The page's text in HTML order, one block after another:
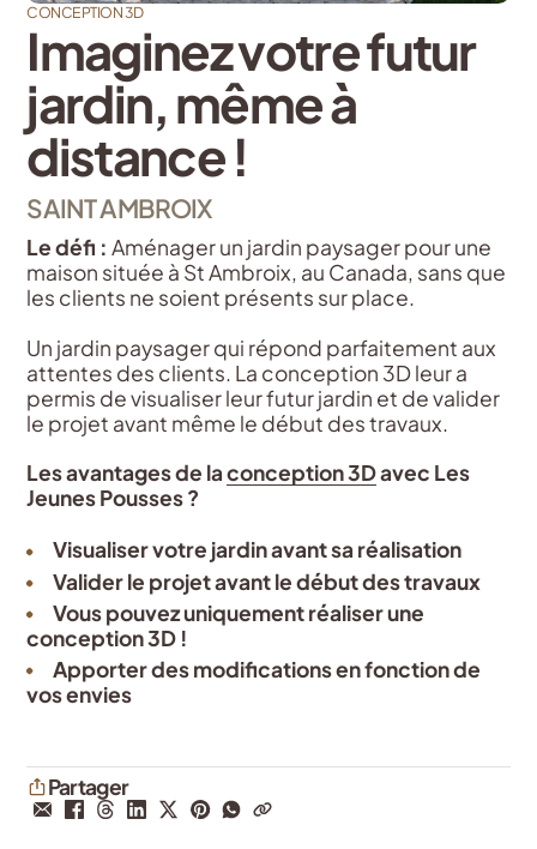
CONCEPTION 3D
Imaginez votre futur
jardin, même à
distance !
SAINT AMBROIX
Le défi : Aménager un jardin paysager pour une
maison située à St Ambroix, au Canada, sans que
les clients ne soient présents sur place.
Un jardin paysager qui répond parfaitement aux
attentes des clients. La conception 3D leur a
permis de visualiser leur futur jardin et de valider
le projet avant même le début des travaux.
Les avantages de laconception 3Davec Les
Jeunes Pousses ?
Visualiser votre jardin avant sa réalisation
Valider le projet avant le début des travaux
Vous pouvez uniquement réaliser une
conception 3D !
Apporter des modifications en fonction de
vos envies
Partager